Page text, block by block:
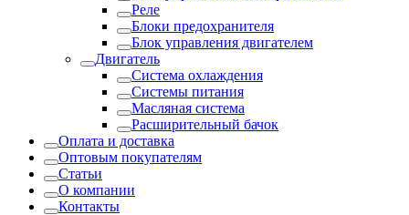
Реле
Блоки предохранителя
Блок управления двигателем
Двигатель
Система охлаждения
Системы питания
Масляная система
Расширительный бачок
Оплата и доставка
Оптовым покупателям
Статьи
О компании
Контакты